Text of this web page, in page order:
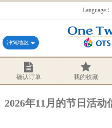
Language：
冲绳地区
确认订单 我的收藏
2026年11月的节日活动